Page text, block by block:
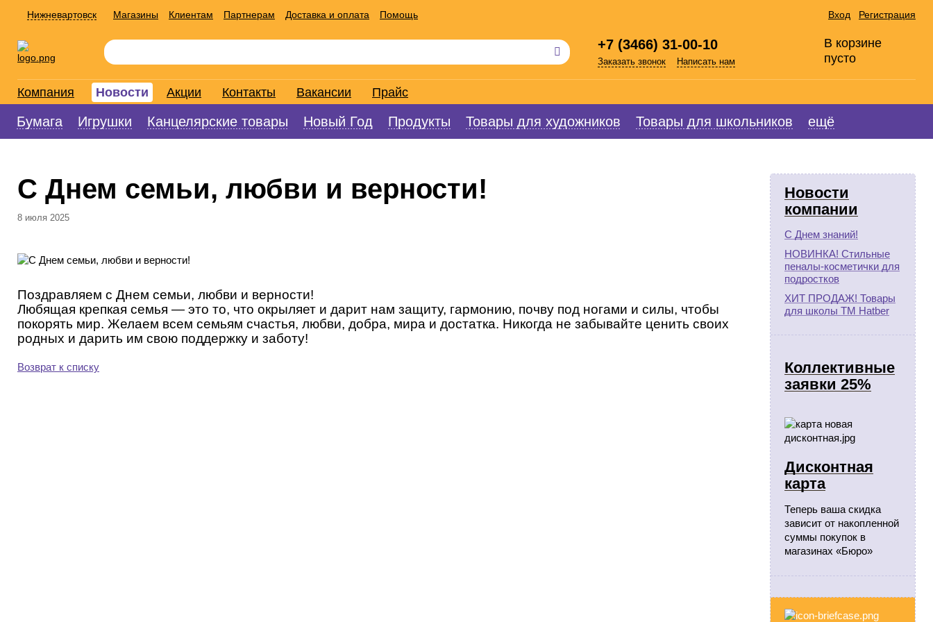
Вход Регистрация
Нижневартовск Магазины Клиентам Партнерам Доставка и оплата Помощь
+7 (3466) 31-00-10
Заказать звонок Написать нам
В корзине
пусто
Компания Новости Акции Контакты Вакансии Прайс
Бумага Игрушки Канцелярские товары Новый Год Продукты Товары для художников Товары для школьников ещё
Новости
компании
С Днем знаний!
НОВИНКА! Стильные
пеналы-косметички для
подростков
ХИТ ПРОДАЖ! Товары
для школы ТМ Hatber
Коллективные
заявки 25%
Дисконтная
карта
Теперь ваша скидка
зависит от накопленной
суммы покупок в
магазинах «Бюро»
С Днем семьи, любви и верности!
8 июля 2025
Поздравляем с Днем семьи, любви и верности!
Любящая крепкая семья — это то, что окрыляет и дарит нам защиту, гармонию, почву под ногами и силы, чтобы
покорять мир. Желаем всем семьям счастья, любви, добра, мира и достатка. Никогда не забывайте ценить своих
родных и дарить им свою поддержку и заботу!
Возврат к списку